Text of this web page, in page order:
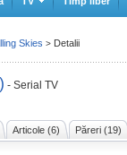
- Serial TV
Articole (6) Păreri (19)
Skies > Detalii